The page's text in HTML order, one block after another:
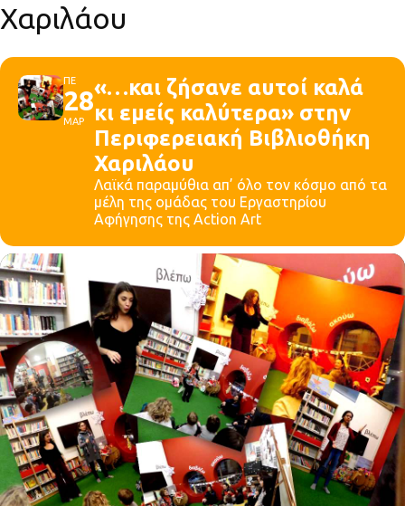
Χαριλάου
ΠΕ
28
ΜΑΡ
«…και ζήσανε αυτοί καλά
κι εμείς καλύτερα» στην
Περιφερειακή Βιβλιοθήκη
Χαριλάου
Λαϊκά παραμύθια απ’ όλο τον κόσμο από τα
μέλη της ομάδας του Εργαστηρίου
Αφήγησης της Action Art